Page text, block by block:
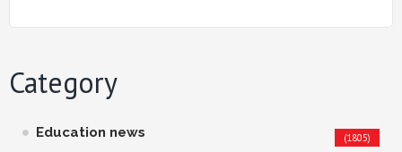
Category
Education news (1805)